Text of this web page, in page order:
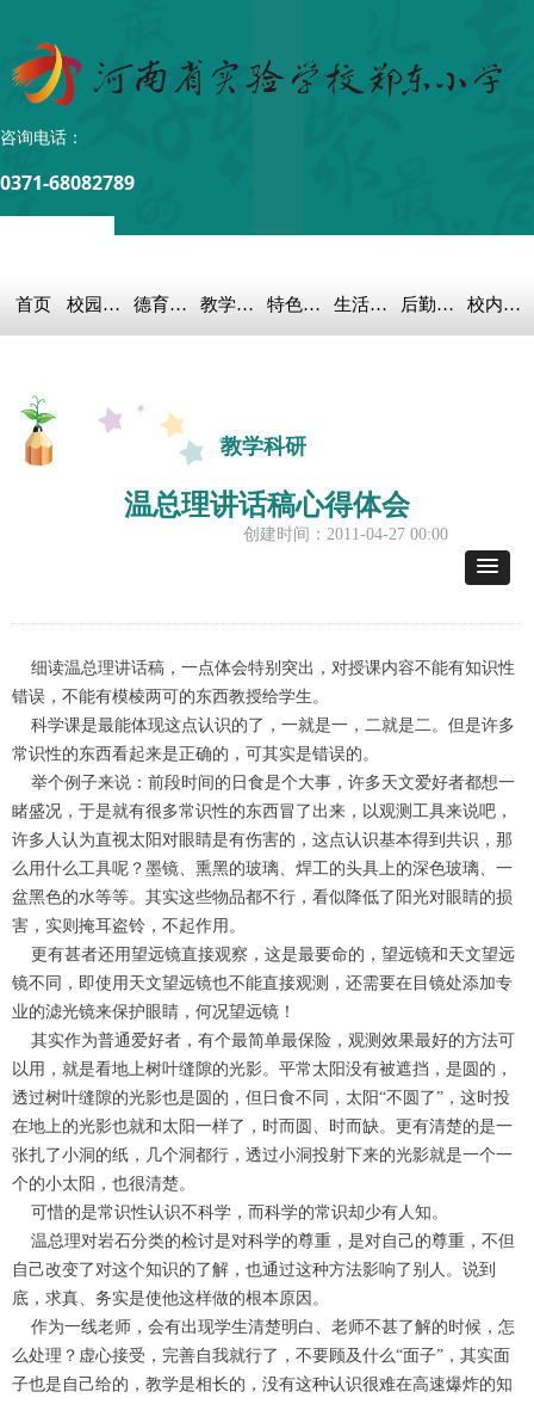
0371-68082789
咨询电话：
首页 校园概况 德育之窗 教学科研 特色教育 生活教育 后勤保障 校内链接
教学科研
温总理讲话稿心得体会
创建时间： 2011-04-27 00:00
细读温总理讲话稿，一点体会特别突出，对授课内容不能有知识性
错误，不能有模棱两可的东西教授给学生。
科学课是最能体现这点认识的了，一就是一，二就是二。但是许多
常识性的东西看起来是正确的，可其实是错误的。
举个例子来说：前段时间的日食是个大事，许多天文爱好者都想一
睹盛况，于是就有很多常识性的东西冒了出来，以观测工具来说吧，
许多人认为直视太阳对眼睛是有伤害的，这点认识基本得到共识，那
么用什么工具呢？墨镜、熏黑的玻璃、焊工的头具上的深色玻璃、一
盆黑色的水等等。其实这些物品都不行，看似降低了阳光对眼睛的损
害，实则掩耳盗铃，不起作用。
更有甚者还用望远镜直接观察，这是最要命的，望远镜和天文望远
镜不同，即使用天文望远镜也不能直接观测，还需要在目镜处添加专
业的滤光镜来保护眼睛，何况望远镜！
其实作为普通爱好者，有个最简单最保险，观测效果最好的方法可
以用，就是看地上树叶缝隙的光影。平常太阳没有被遮挡，是圆的，
透过树叶缝隙的光影也是圆的，但日食不同，太阳“不圆了”，这时投
在地上的光影也就和太阳一样了，时而圆、时而缺。更有清楚的是一
张扎了小洞的纸，几个洞都行，透过小洞投射下来的光影就是一个一
个的小太阳，也很清楚。
可惜的是常识性认识不科学，而科学的常识却少有人知。
温总理对岩石分类的检讨是对科学的尊重，是对自己的尊重，不但
自己改变了对这个知识的了解，也通过这种方法影响了别人。说到
底，求真、务实是使他这样做的根本原因。
作为一线老师，会有出现学生清楚明白、老师不甚了解的时候，怎
么处理？虚心接受，完善自我就行了，不要顾及什么“面子”，其实面
子也是自己给的，教学是相长的，没有这种认识很难在高速爆炸的知